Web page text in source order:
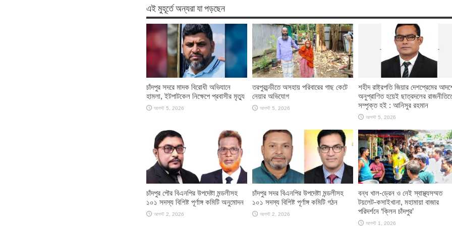
এই মুহূর্তে অন্যরা যা পড়ছেন
চাঁদপুর সদরে মাদক বিরোধী অভিযানে
হামলা, ইটপাটকেল নিক্ষেপে প্রবাসীর মৃত্যু
আগস্ট 5, 2026
তরপুরচন্ডীতে অসহায় পরিবারের গাছ কেটে
নেয়ার অভিযোগ
আগস্ট 5, 2026
শহীদ রাষ্ট্রপতি জিয়ার দেশপ্রেমের
অনুপ্রাণিত হয়েই ছাত্রদলের
সম্পৃক্ত হই : আনিসুর রহমান
আগস্ট 5, 2026
চাঁদপুর পৌর বিএনপির উপদেষ্টা মন্ডলীসহ
১০১ সদস্য বিশিষ্ট পূর্ণাঙ্গ কমিটি অনুমোদন
আগস্ট 2, 2026
চাঁদপুর সদর বিএনপির উপদেষ্টা মন্ডলীসহ
১০১ সদস্য বিশিষ্ট পূর্ণাঙ্গ কমিটি গঠন
আগস্ট 2, 2026
বন্ধ খাল-ড্রেন ও নেই স্বাস্থ্যসম্মত
টয়লেট-কসাইখানা, মহামায়া বাজার
পরিদর্শনে ‘ক্লিন চাঁদপুর’
আগস্ট 1, 2026